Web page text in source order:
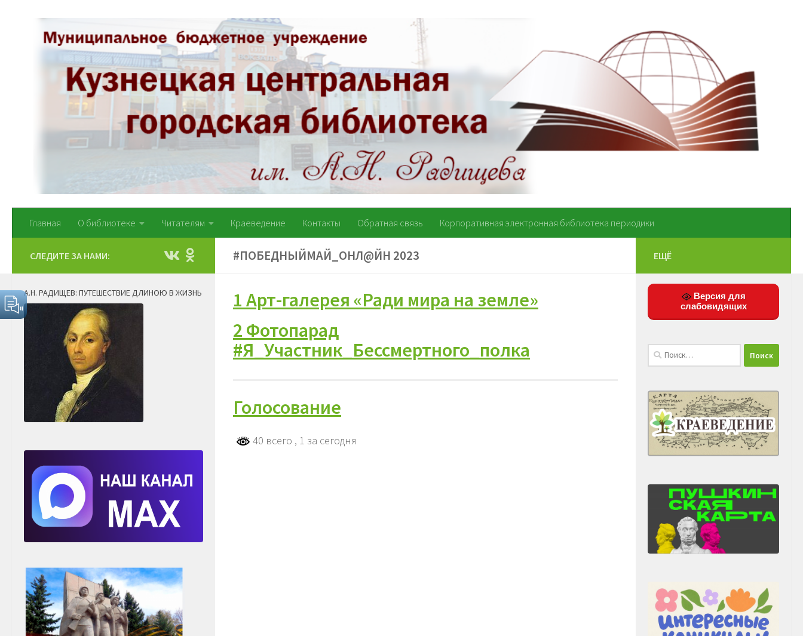
Перейти к содержимому
Главная О библиотеке Читателям Краеведение Контакты Обратная связь Корпоративная электронная библиотека периодики
#ПОБЕДНЫЙМАЙ_ОНЛ@ЙН 2023
1 Арт-галерея «Ради мира на земле»
2 Фотопарад
#Я_Участник_Бессмертного_полка
Голосование
40 всего , 1 за сегодня
СЛЕДИТЕ ЗА НАМИ:
А.Н. РАДИЩЕВ: ПУТЕШЕСТВИЕ ДЛИНОЮ В ЖИЗНЬ
ЕЩЁ
Версия для
слабовидящих
Найти: